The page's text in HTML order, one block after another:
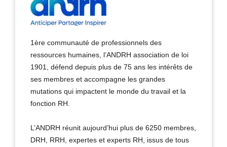
1ère communauté de professionnels des
ressources humaines, l’ANDRH association de loi
1901, défend depuis plus de 75 ans les intérêts de
ses membres et accompagne les grandes
mutations qui impactent le monde du travail et la
fonction RH.
L’ANDRH réunit aujourd’hui plus de 6250 membres,
DRH, RRH, expertes et experts RH, issus de tous